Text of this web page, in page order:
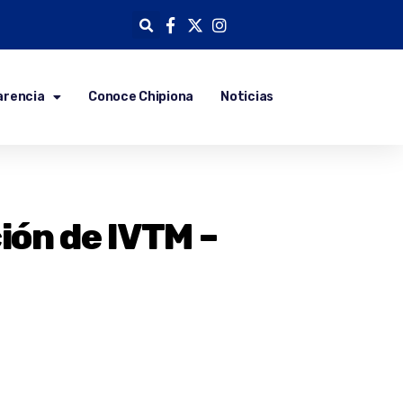
Conoce Chipiona Noticias
de IVTM –